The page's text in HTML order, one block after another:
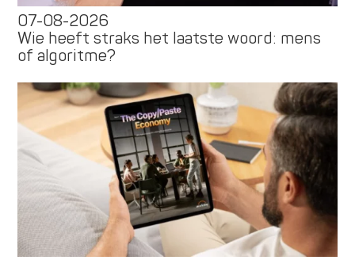
07-08-2026
Wie heeft straks het laatste woord: mens
of algoritme?